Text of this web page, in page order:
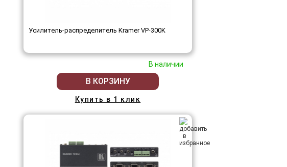
Усилитель-распределитель Kramer VP-300K
В наличии
В КОРЗИНУ
Купить в 1 клик